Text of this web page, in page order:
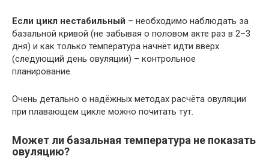
Если цикл нестабильный – необходимо наблюдать за
базальной кривой (не забывая о половом акте раз в 2–3
дня) и как только температура начнёт идти вверх
(следующий день овуляции) – контрольное
планирование.
Очень детально о надёжных методах расчёта овуляции
при плавающем цикле можно почитать тут.
Может ли базальная температура не показать
овуляцию?